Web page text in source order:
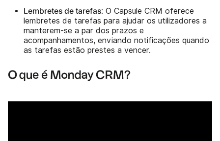
Lembretes de tarefas: O Capsule CRM oferece
lembretes de tarefas para ajudar os utilizadores a
manterem-se a par dos prazos e
acompanhamentos, enviando notificações quando
as tarefas estão prestes a vencer.
O que é Monday CRM?